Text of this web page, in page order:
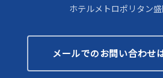
ホテルメトロポリタン
メールでのお問い合わせ